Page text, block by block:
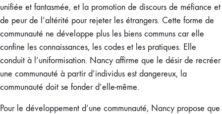
unifiée et fantasmée, et la promotion de discours de méfiance et
de peur de l’altérité pour rejeter les étrangers. Cette forme de
communauté ne développe plus les biens communs car elle
confine les connaissances, les codes et les pratiques. Elle
conduit à l’uniformisation. Nancy affirme que le désir de recréer
une communauté à partir d’individus est dangereux, la
communauté doit se fonder d’elle-même.
Pour le développement d’une communauté, Nancy propose que